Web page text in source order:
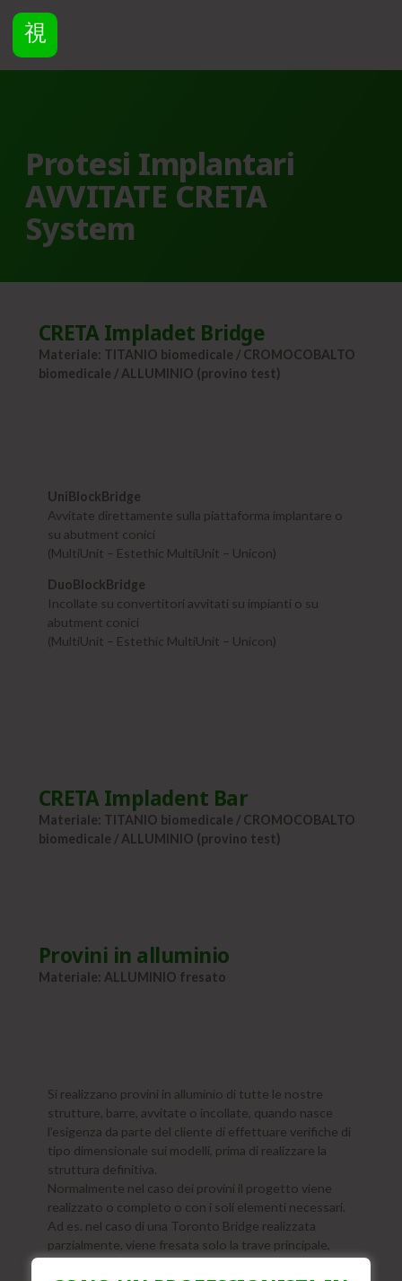
Protesi Implantari
AVVITATE CRETA
System
CRETA Impladet Bridge
Materiale: TITANIO biomedicale / CROMOCOBALTO
biomedicale / ALLUMINIO (provino test)
UniBlockBridge
Avvitate direttamente sulla piattaforma implantare o
su abutment conici
(MultiUnit – Estethic MultiUnit – Unicon)
DuoBlockBridge
Incollate su convertitori avvitati su impianti o su
abutment conici
(MultiUnit – Estethic MultiUnit – Unicon)
CRETA Impladent Bar
Materiale: TITANIO biomedicale / CROMOCOBALTO
biomedicale / ALLUMINIO (provino test)
Provini in alluminio
Materiale: ALLUMINIO fresato
Si realizzano provini in alluminio di tutte le nostre
strutture, barre, avvitate o incollate, quando nasce
l’esigenza da parte del cliente di effettuare verifiche di
tipo dimensionale sui modelli, prima di realizzare la
struttura definitiva.
Normalmente nel caso dei provini il progetto viene
realizzato o completo o con i soli elementi necessari.
Ad es. nel caso di una Toronto Bridge realizzata
parzialmente, viene fresata solo la trave principale,